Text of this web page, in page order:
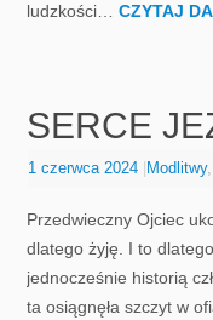
ludzkości… CZYTAJ
SERCE
1 czerwca 2024 |Modlitwy,
Przedwieczny Ojciec
dlatego żyję. I to
jednocześnie historią
ta osiągnęła szczyt w